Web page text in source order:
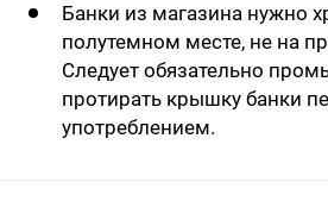
Банки из магазина нужно
полутемном месте, не на
Следует обязательно
протирать крышку банки
употреблением.